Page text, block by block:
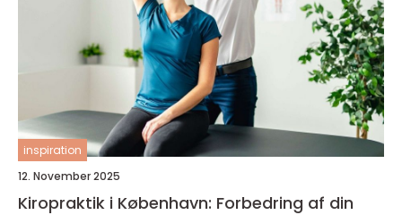
inspiration
12. November 2025
Kiropraktik i København: Forbedring af din